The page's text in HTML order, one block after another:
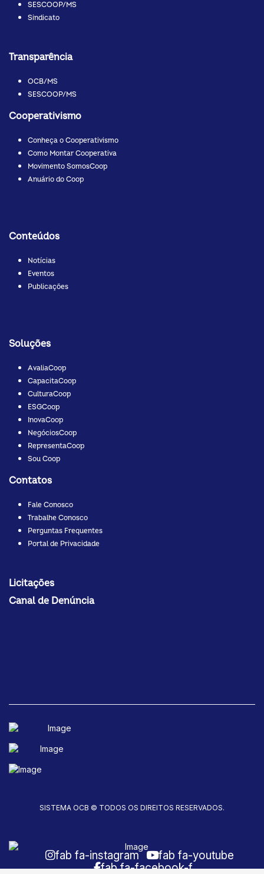
SESCOOP/MS
Sindicato
Transparência
OCB/MS
SESCOOP/MS
Cooperativismo
Conheça o Cooperativismo
Como Montar Cooperativa
Movimento SomosCoop
Anuário do Coop
Conteúdos
Notícias
Eventos
Publicações
Soluções
AvaliaCoop
CapacitaCoop
CulturaCoop
ESGCoop
InovaCoop
NegóciosCoop
RepresentaCoop
Sou Coop
Contatos
Fale Conosco
Trabalhe Conosco
Perguntas Frequentes
Portal de Privacidade
Licitações
Canal de Denúncia
SISTEMA OCB © TODOS OS DIREITOS RESERVADOS.
fab fa-instagram
fab fa-youtube
fab fa-facebook-f